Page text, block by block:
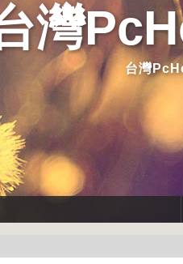
灣
台灣